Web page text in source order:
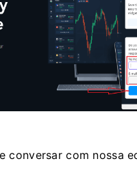
conversar com nossa